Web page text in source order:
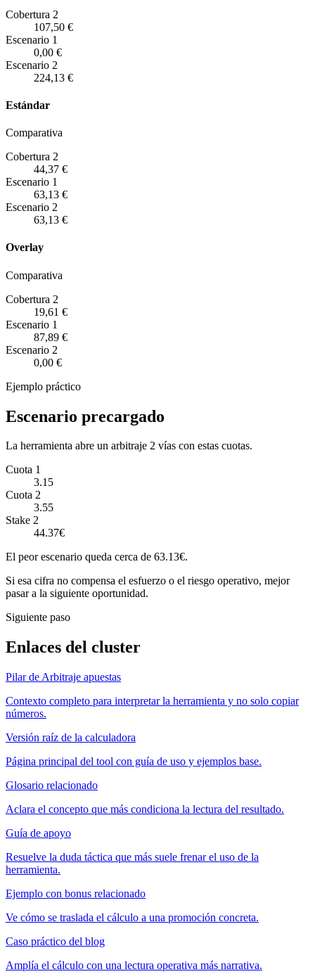
Cobertura 2
107,50 €
Escenario 1
0,00 €
Escenario 2
224,13 €
Estándar
Comparativa
Cobertura 2
44,37 €
Escenario 1
63,13 €
Escenario 2
63,13 €
Overlay
Comparativa
Cobertura 2
19,61 €
Escenario 1
87,89 €
Escenario 2
0,00 €
Ejemplo práctico
Escenario precargado
La herramienta abre un arbitraje 2 vías con estas cuotas.
Cuota 1
3.15
Cuota 2
3.55
Stake 2
44.37€
El peor escenario queda cerca de 63.13€.
Si esa cifra no compensa el esfuerzo o el riesgo operativo, mejor
pasar a la siguiente oportunidad.
Siguiente paso
Enlaces del cluster
Pilar de Arbitraje apuestas
Contexto completo para interpretar la herramienta y no solo copiar
números.
Versión raíz de la calculadora
Página principal del tool con guía de uso y ejemplos base.
Glosario relacionado
Aclara el concepto que más condiciona la lectura del resultado.
Guía de apoyo
Resuelve la duda táctica que más suele frenar el uso de la
herramienta.
Ejemplo con bonus relacionado
Ve cómo se traslada el cálculo a una promoción concreta.
Caso práctico del blog
Amplía el cálculo con una lectura operativa más narrativa.